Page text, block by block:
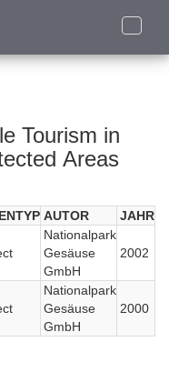
Toggle
Tourism in
Areas
AUTOR JAHR
Nationalpark
Gesäuse
GmbH
2002
Nationalpark
Gesäuse
GmbH
2000